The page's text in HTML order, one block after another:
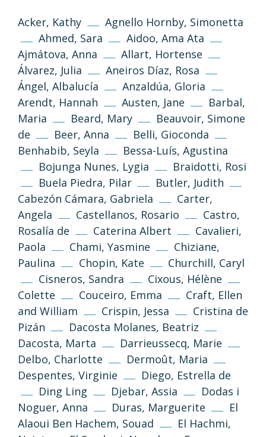
Acker, Kathy
Agnello Hornby, Simonetta
Ahmed, Sara
Aidoo, Ama Ata
Ajmátova, Anna
Allart, Hortense
Álvarez, Julia
Aneiros Díaz, Rosa
Ángel, Albalucía
Anzaldúa, Gloria
Arendt, Hannah
Austen, Jane
Barbal,
Maria
Beard, Mary
Beauvoir, Simone
de
Beer, Anna
Belli, Gioconda
Benhabib, Seyla
Bessa-Luís, Agustina
Bojunga Nunes, Lygia
Braidotti, Rosi
Buela Piedra, Pilar
Butler, Judith
Cabezón Cámara, Gabriela
Carter,
Angela
Castellanos, Rosario
Castro,
Rosalía de
Caterina Albert
Cavalieri,
Paola
Chami, Yasmine
Chiziane,
Paulina
Chopin, Kate
Churchill, Caryl
Cisneros, Sandra
Cixous, Hélène
Colette
Couceiro, Emma
Craft, Ellen
and William
Crispin, Jessa
Cristina de
Pizán
Dacosta Molanes, Beatriz
Dacosta, Marta
Darrieussecq, Marie
Delbo, Charlotte
Dermoût, Maria
Despentes, Virginie
Diego, Estrella de
Ding Ling
Djebar, Assia
Dodas i
Noguer, Anna
Duras, Marguerite
El
Alaoui Ben Hachem, Souad
El Hachmi,